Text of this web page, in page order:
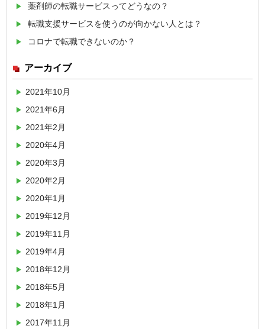
薬剤師の転職サービスってどうなの？
転職支援サービスを使うのが向かない人とは？
コロナで転職できないのか？
アーカイブ
2021年10月
2021年6月
2021年2月
2020年4月
2020年3月
2020年2月
2020年1月
2019年12月
2019年11月
2019年4月
2018年12月
2018年5月
2018年1月
2017年11月